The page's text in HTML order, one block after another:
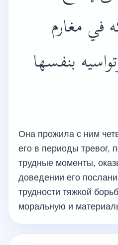
في مغارم
بنفسها
Она прожила с ним
его в периоды тревог,
трудные моменты,
доведении его
трудности тяжкой
моральную и